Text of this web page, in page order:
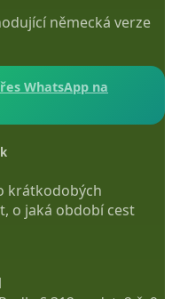
německá verze
WhatsApp na
krátkodobých
o jaká období cest